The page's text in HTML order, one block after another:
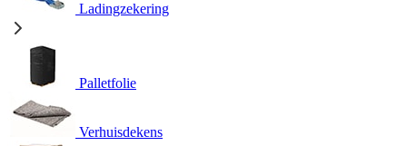
Ladingzekering
Palletfolie
Verhuisdekens